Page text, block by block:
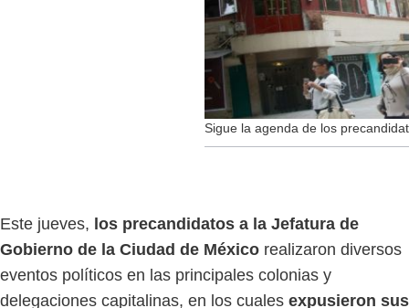
Sigue la agenda de los
Este jueves, los precandidatos a la Jefatura de
Gobierno de la Ciudad de México realizaron diversos
eventos políticos en las principales colonias y
delegaciones capitalinas, en los cuales expusieron sus